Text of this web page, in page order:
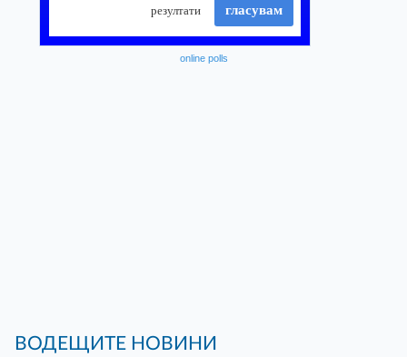
online polls
ВОДЕЩИТЕ НОВИНИ